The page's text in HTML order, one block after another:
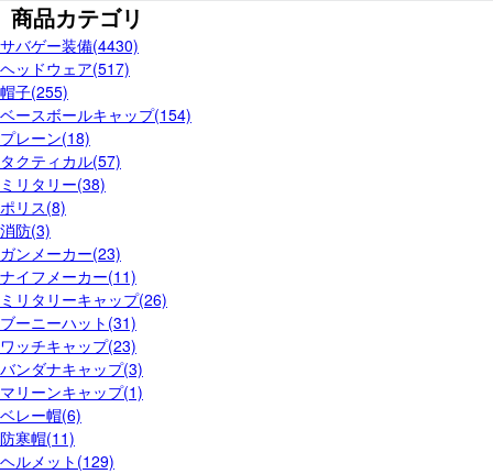
商品カテゴリ
サバゲー装備(4430)
ヘッドウェア(517)
帽子(255)
ベースボールキャップ(154)
プレーン(18)
タクティカル(57)
ミリタリー(38)
ポリス(8)
消防(3)
ガンメーカー(23)
ナイフメーカー(11)
ミリタリーキャップ(26)
ブーニーハット(31)
ワッチキャップ(23)
バンダナキャップ(3)
マリーンキャップ(1)
ベレー帽(6)
防寒帽(11)
ヘルメット(129)